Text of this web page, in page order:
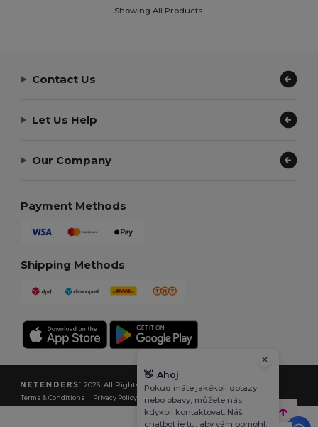
Showing All Products.
Contact Us
Let Us Help
Our Company
Payment Methods
Shipping Methods
2026. All Rights Reserved
Terms & Conditions Privacy Policy |Cookies Policy |Site Map
👋 Ahoj
Pokud máte jakékoli dotazy
nebo obavy, můžete nás
kdykoli kontaktovat. Náš
chatbot je tu, aby vám pomohl.